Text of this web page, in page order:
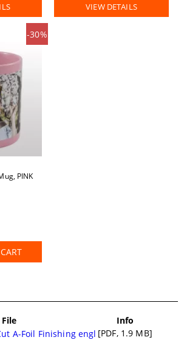
VIEW DETAILS
PINK
-30%
File
Info
A-Foil Finishing engl [PDF, 1.9 MB]